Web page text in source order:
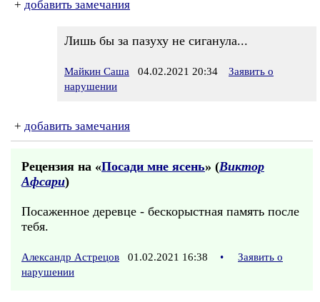
+ добавить замечания
Лишь бы за пазуху не сиганула...
Майкин Саша 04.02.2021 20:34
Заявить о
нарушении
+ добавить замечания
Рецензия на «Посади мне ясень» (Виктор
Афсари)
Посаженное деревце - бескорыстная память после
тебя.
Александр Астрецов 01.02.2021 16:38 •
Заявить о
нарушении